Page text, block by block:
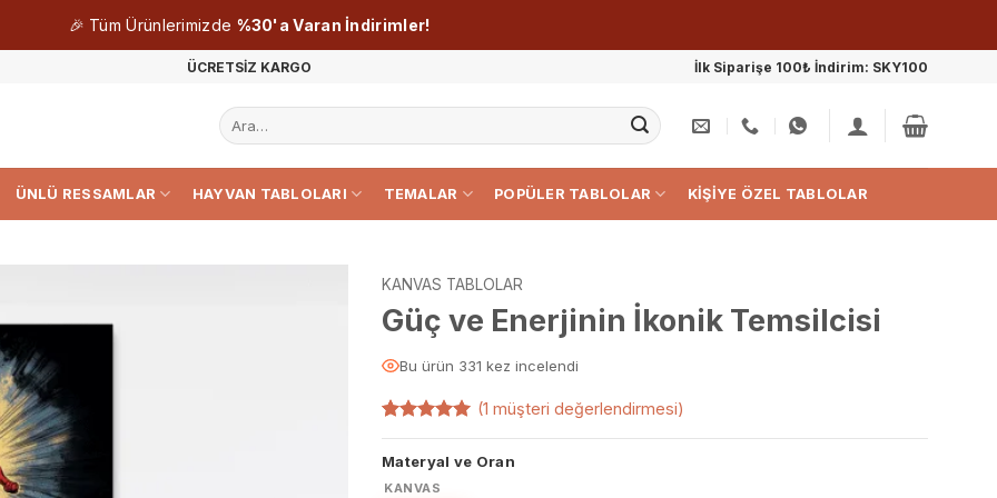
🎉 Tüm Ürünlerimizde %30'a Varan İndirimler!
ÜCRETSİZ KARGO İlk Siparişe 100₺ İndirim: SKY100
Ara:
ÜNLÜ RESSAMLAR HAYVAN TABLOLARI TEMALAR POPÜLER TABLOLAR KIŞIYE ÖZEL TABLOLAR
KANVAS TABLOLAR
Güç ve Enerjinin İkonik Temsilcisi
Bu ürün 331 kez incelendi
1
müşteri
puanına
dayanarak
5 üzerinden
(1 müşteri değerlendirmesi)
Materyal ve Oran
KANVAS